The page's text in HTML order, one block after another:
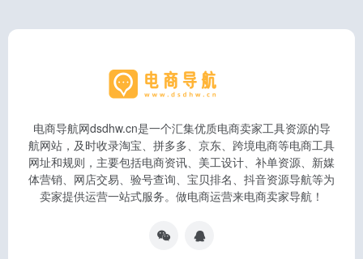
电商导航网dsdhw.cn是一个汇集优质电商卖家工具资源的导
航网站，及时收录淘宝、拼多多、京东、跨境电商等电商工具
网址和规则，主要包括电商资讯、美工设计、补单资源、新媒
体营销、网店交易、验号查询、宝贝排名、抖音资源导航等为
卖家提供运营一站式服务。做电商运营来电商卖家导航！